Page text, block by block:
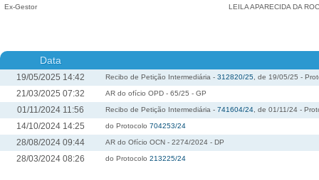
Ex-Gestor LEILA APARECIDA DA
Data
19/05/2025 14:42 Recibo de Petição Intermediária - 312820/25 , de 19/05/25 -
21/03/2025 07:32 AR do ofício OPD - 65/25 - GP
01/11/2024 11:56 Recibo de Petição Intermediária - 741604/24 , de 01/11/24 -
14/10/2024 14:25 do Protocolo 704253/24
28/08/2024 09:44 AR do Ofício OCN - 2274/2024 - DP
28/03/2024 08:26 do Protocolo 213225/24